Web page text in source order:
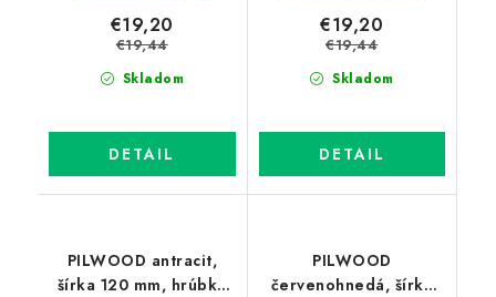
Skladom
€19,20
€19,44
DETAIL
Skladom
€19,20
€19,44
DETAIL
PILWOOD antracit,
šírka 120 mm, hrúbka
PILWOOD
červenohnedá, šírka